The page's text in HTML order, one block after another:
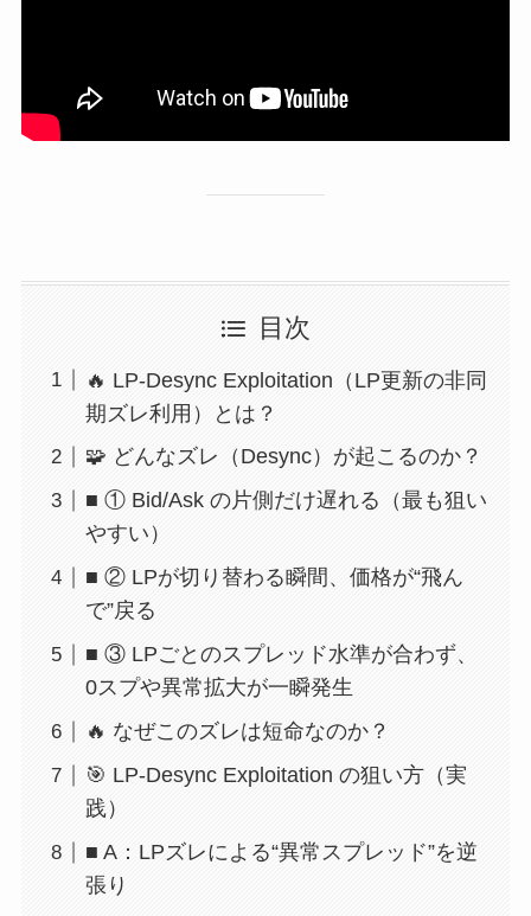
目次
🔥 LP-Desync Exploitation（LP更新の非同
期ズレ利用）とは？
🧩 どんなズレ（Desync）が起こるのか？
■ ① Bid/Ask の片側だけ遅れる（最も狙い
やすい）
■ ② LPが切り替わる瞬間、価格が“飛ん
で”戻る
■ ③ LPごとのスプレッド水準が合わず、
0スプや異常拡大が一瞬発生
🔥 なぜこのズレは短命なのか？
🎯 LP-Desync Exploitation の狙い方（実
践）
■ A：LPズレによる“異常スプレッド”を逆
張り